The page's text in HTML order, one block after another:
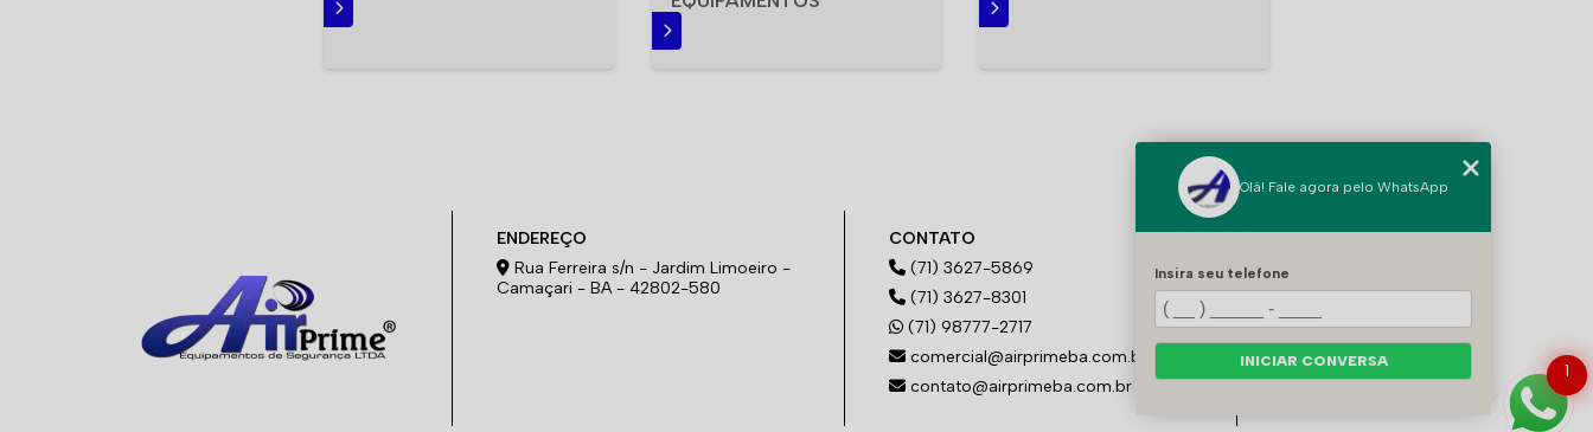
ENDEREÇO
Rua Ferreira s/n - Jardim Limoeiro -
Camaçari - BA - 42802-580
CONTATO
(71) 3627-5869
(71) 3627-8301
(71) 98777-2717
comercial@airprimeba.com.br
contato@airprimeba.com.br
MENU
QUEM SOMOS
CONTATO
AIR PRIME
CATEGORIAS
1
Olá! Fale agora pelo WhatsApp
Insira seu telefone
INICIAR CONVERSA